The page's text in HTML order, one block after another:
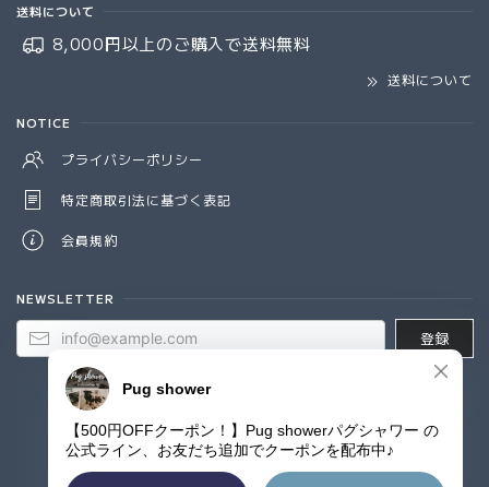
送料について
8,000円以上のご購入で送料無料
送料について
NOTICE
プライバシーポリシー
特定商取引法に基づく表記
会員規約
NEWSLETTER
登録
© Pug shower - パグシャワー パグ雑貨専門店